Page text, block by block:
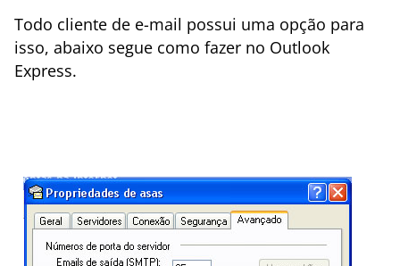
Todo cliente de e-mail possui uma opção para
isso, abaixo segue como fazer no Outlook
Express.